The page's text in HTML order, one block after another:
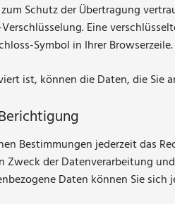
Schutz der Übertragung
Eine
Symbol in Ihrer Browserzeile.
ist, können die Daten, die
Bestimmungen jederzeit das
der Datenverarbeitung
Daten können Sie